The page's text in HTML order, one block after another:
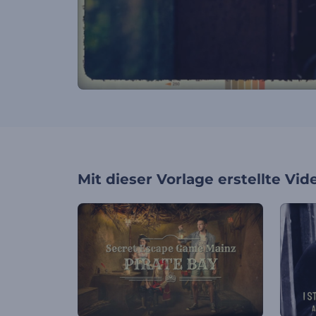
Mit dieser Vorlage erstellte